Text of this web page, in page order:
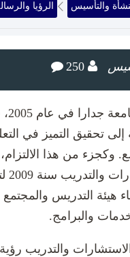
الرؤيا والتأسيس
250
منذ
إلى تحقيق التميز في
وكجزء من هذا
هيئة التدريس
والبرامج.
والتدريب رؤية